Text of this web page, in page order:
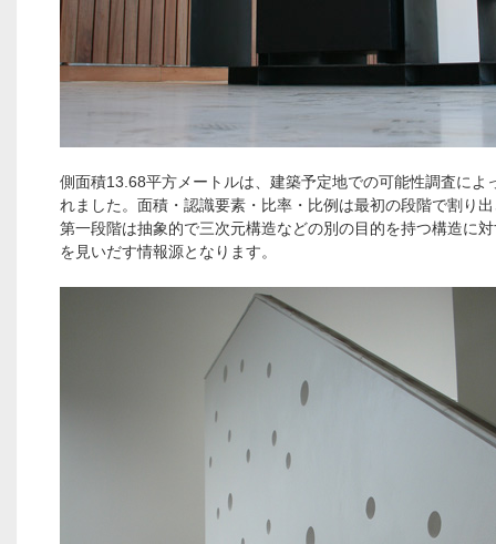
側面積13.68平方メートルは、建築予定地での可能性調査によ
れました。面積・認識要素・比率・比例は最初の段階で割り
第一段階は抽象的で三次元構造などの別の目的を持つ構造に
を見いだす情報源となります。